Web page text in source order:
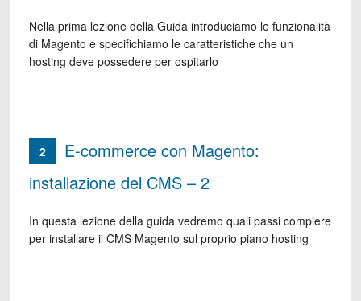
Nella prima lezione della Guida introduciamo le funzionalità
di Magento e specifichiamo le caratteristiche che un
hosting deve possedere per ospitarlo
2
E-commerce con Magento:
installazione del CMS – 2
In questa lezione della guida vedremo quali passi compiere
per installare il CMS Magento sul proprio piano hosting